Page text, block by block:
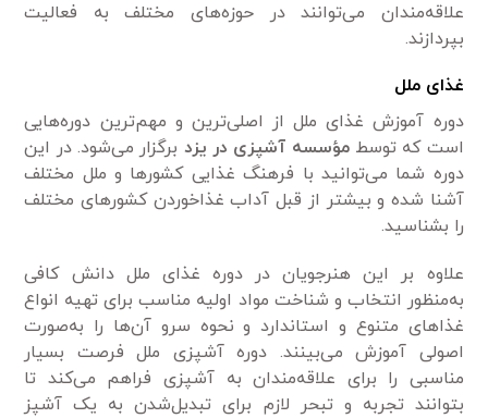
علاقه‌مندان می‌توانند در حوزه‌های مختلف به فعالیت
بپردازند.
غذای ملل
دوره آموزش غذای ملل از اصلی‌ترین و مهم‌ترین دوره‌هایی
است که توسطمؤسسه آشپزی در یزد برگزار می‌شود. در این
دوره شما می‌توانید با فرهنگ غذایی کشور‌ها و ملل مختلف
آشنا شده و بیشتر از قبل آداب غذاخوردن کشور‌های مختلف
را بشناسید.
علاوه بر این هنرجویان در دوره غذای ملل دانش کافی
به‌منظور انتخاب و شناخت مواد اولیه مناسب برای تهیه انواع
غذا‌های متنوع و استاندارد و نحوه سرو آن‌ها را به‌صورت
اصولی آموزش می‌بینند. دوره آشپزی ملل فرصت بسیار
مناسبی را برای علاقه‌مندان به آشپزی فراهم می‌کند تا
بتوانند تجربه و تبحر لازم برای تبدیل‌شدن به یک آشپز